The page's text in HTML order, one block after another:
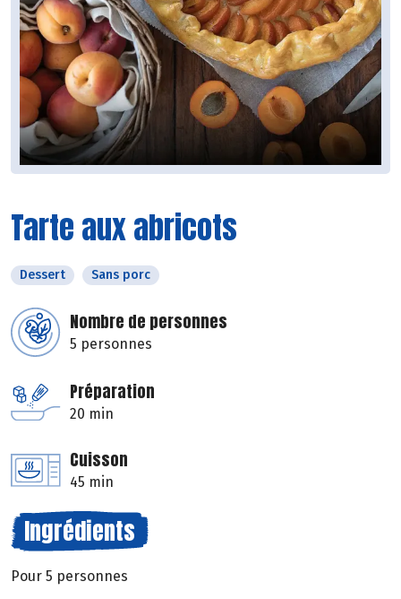
Tarte aux abricots
Dessert Sans porc
Nombre de personnes
5 personnes
Préparation
20 min
Cuisson
45 min
Ingrédients
Pour 5 personnes